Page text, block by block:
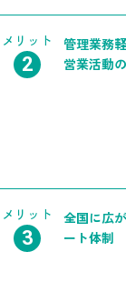
メリット
管理業務
営業活動
メリット
全国に広
ート体制